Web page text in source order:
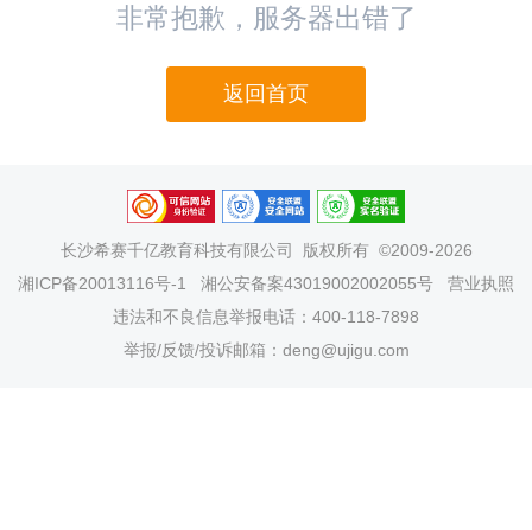
非常抱歉，服务器出错了
返回首页
长沙希赛千亿教育科技有限公司
版权所有 ©2009-2026
湘ICP备20013116号-1
湘公安备案43019002002055号
营业执照
违法和不良信息举报电话：400-118-7898
举报/反馈/投诉邮箱：deng@ujigu.com